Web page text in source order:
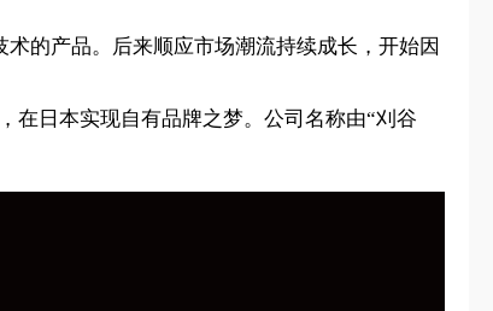
的产品。后来顺应市场潮流持续成长，开始因
在日本实现自有品牌之梦。公司名称由“刈谷